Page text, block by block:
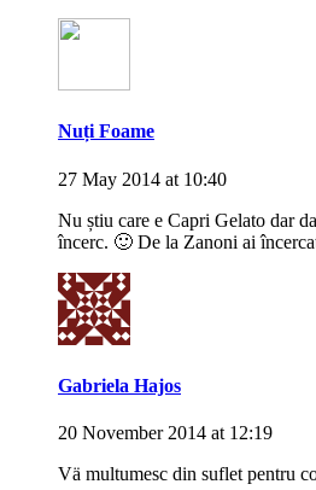
Nuți Foame
27 May 2014 at 10:40
Nu știu care e Capri Gelato dar
încerc. 🙂 De la Zanoni ai
Gabriela Hajos
20 November 2014 at 12:19
Vä multumesc din suflet pentru